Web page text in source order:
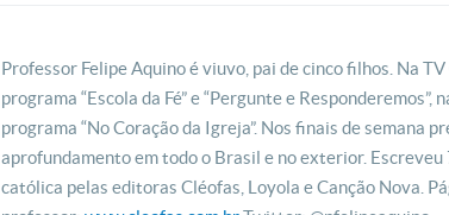
Professor Felipe Aquino é viuvo, pai de cinco filhos. Na
programa “Escola da Fé” e “Pergunte e Responderemos”,
programa “No Coração da Igreja”. Nos finais de semana
aprofundamento em todo o Brasil e no exterior.
católica pelas editoras Cléofas, Loyola e Canção Nova.